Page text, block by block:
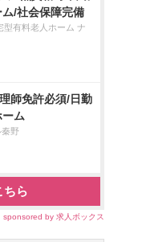
/社会保障完備
型有料老人ホーム ナ
師免許必須/日勤
ム
野
ちら
sponsored by 求人ボックス